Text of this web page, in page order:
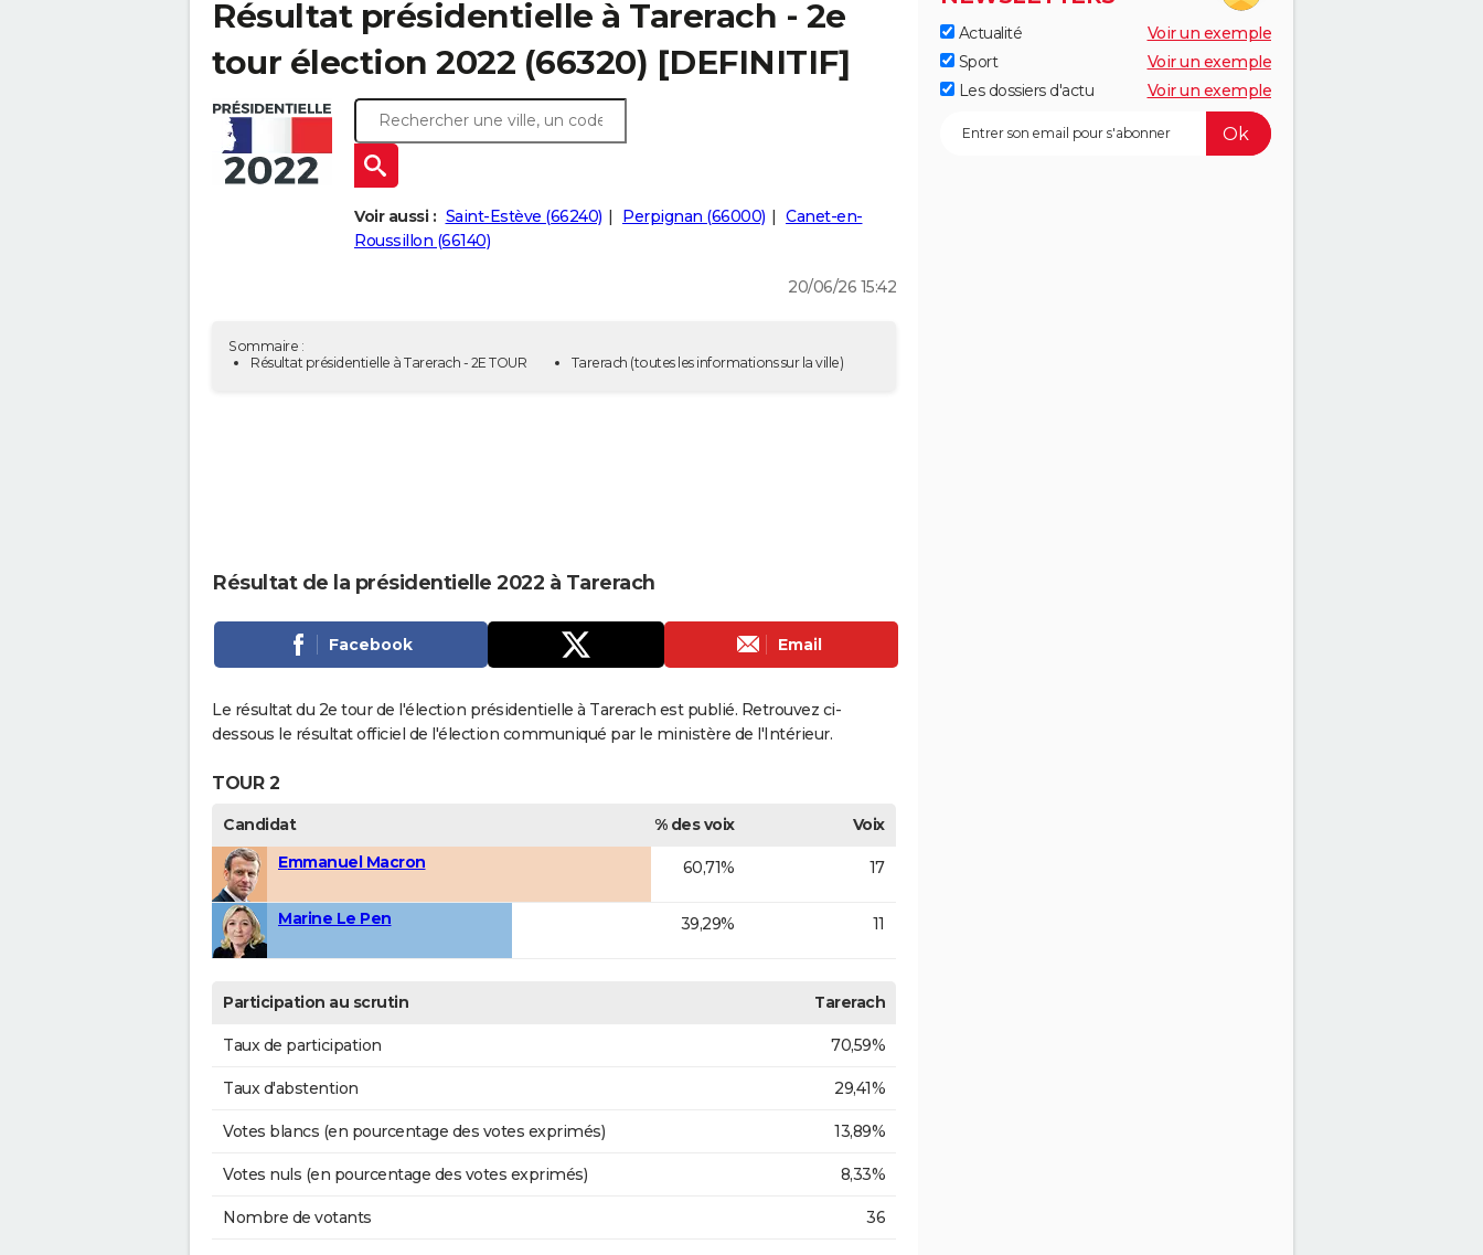
Résultat présidentielle à Tarerach - 2e
tour élection 2022 (66320) [DEFINITIF]
Voir aussi : Saint-Estève (66240) Perpignan (66000)
Canet-en-
Roussillon (66140)
20/06/26 15:42
Sommaire :
Résultat présidentielle à Tarerach - 2E TOUR
Tarerach (toutes les informations sur la ville)
Résultat de la présidentielle 2022 à Tarerach
Facebook Email
Le résultat du 2e tour de l'élection présidentielle à Tarerach est publié. Retrouvez ci-
dessous le résultat officiel de l'élection communiqué par le ministère de l'Intérieur.
TOUR 2
Candidat % des voix
Voix
Emmanuel Macron
60,71% 17
Marine Le Pen 39,29% 11
Participation au scrutin Tarerach
Taux de participation 70,59%
Taux d'abstention 29,41%
Votes blancs (en pourcentage des votes exprimés) 13,89%
Votes nuls (en pourcentage des votes exprimés) 8,33%
Nombre de votants 36
Actualité
Voir un exemple
Sport
Voir un exemple
Les dossiers d'actu
Voir un exemple